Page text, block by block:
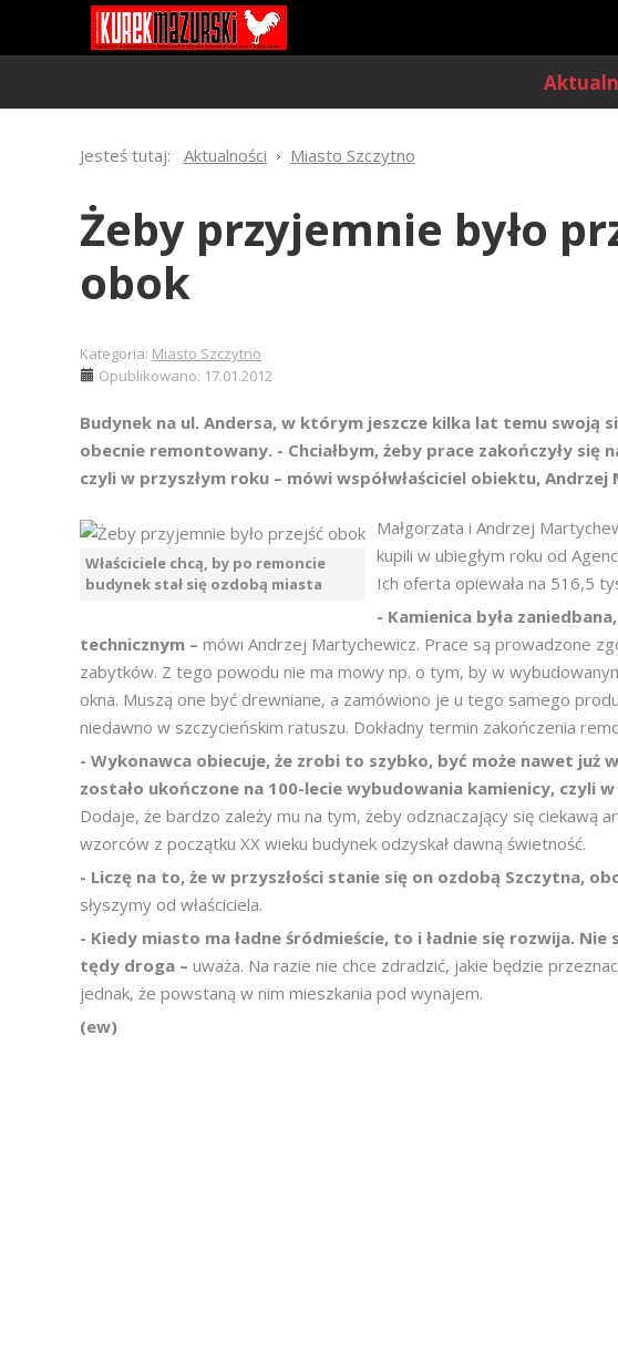
Jesteś tutaj: Aktualności Miasto Szczytno
Żeby przyjemnie było
obok
Kategoria: Miasto Szczytno
Opublikowano: 17.01.2012
Budynek na ul. Andersa, w którym jeszcze kilka lat temu swoją
obecnie remontowany. - Chciałbym, żeby prace zakończyły się
czyli w przyszłym roku – mówi współwłaściciel obiektu, Andrzej
Właściciele chcą, by po remoncie
budynek stał się ozdobą miasta
Małgorzata i Andrzej
kupili w ubiegłym roku od
Ich oferta opiewała na 516,5
- Kamienica była
technicznym – mówi Andrzej Martychewicz. Prace są prowadzone
zabytków. Z tego powodu nie ma mowy np. o tym, by w
okna. Muszą one być drewniane, a zamówiono je u tego samego
niedawno w szczycieńskim ratuszu. Dokładny termin zakończenia
- Wykonawca obiecuje, że zrobi to szybko, być może nawet już
zostało ukończone na 100-lecie wybudowania kamienicy, czyli
Dodaje, że bardzo zależy mu na tym, żeby odznaczający się ciekawą
wzorców z początku XX wieku budynek odzyskał dawną świetność.
- Liczę na to, że w przyszłości stanie się on ozdobą Szczytna,
słyszymy od właściciela.
- Kiedy miasto ma ładne śródmieście, to i ładnie się rozwija.
tędy droga – uważa. Na razie nie chce zdradzić, jakie będzie
jednak, że powstaną w nim mieszkania pod wynajem.
(ew)